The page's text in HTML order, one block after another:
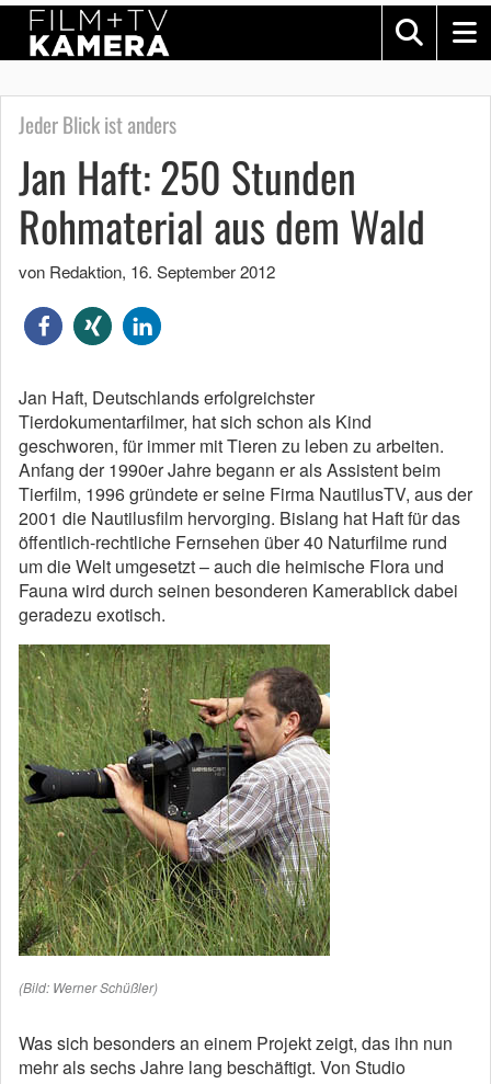
Jeder Blick ist anders
Jan Haft: 250 Stunden
Rohmaterial aus dem Wald
von Redaktion, 16. September 2012
Jan Haft, Deutschlands erfolgreichster
Tierdokumentarfilmer, hat sich schon als Kind
geschworen, für immer mit Tieren zu leben zu arbeiten.
Anfang der 1990er Jahre begann er als Assistent beim
Tierfilm, 1996 gründete er seine Firma NautilusTV, aus der
2001 die Nautilusfilm hervorging. Bislang hat Haft für das
öffentlich-rechtliche Fernsehen über 40 Naturfilme rund
um die Welt umgesetzt – auch die heimische Flora und
Fauna wird durch seinen besonderen Kamerablick dabei
geradezu exotisch.
(Bild: Werner Schüßler)
Was sich besonders an einem Projekt zeigt, das ihn nun
mehr als sechs Jahre lang beschäftigt. Von Studio